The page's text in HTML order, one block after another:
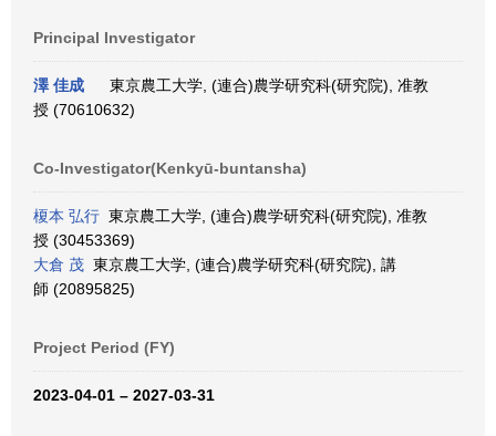
Principal Investigator
澤 佳成
東京農工大学, (連合)農学研究科(研究院), 准教
授 (70610632)
Co-Investigator(Kenkyū-buntansha)
榎本 弘行 東京農工大学, (連合)農学研究科(研究院), 准教
授 (30453369)
大倉 茂 東京農工大学, (連合)農学研究科(研究院), 講
師 (20895825)
Project Period (FY)
2023-04-01 – 2027-03-31